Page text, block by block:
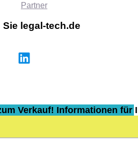
Partner
Sie legal-tech.de
Verkauf! Informationen für